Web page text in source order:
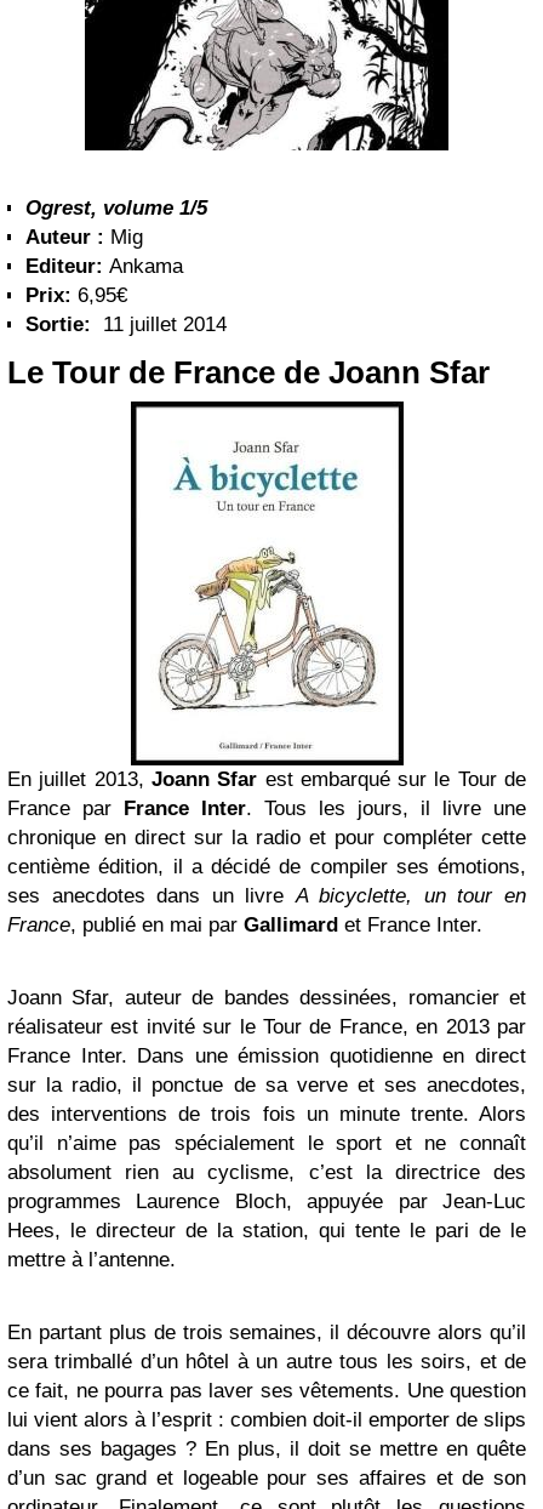
Ogrest, volume 1/5
Auteur : Mig
Editeur: Ankama
Prix: 6,95€
Sortie:
11 juillet 2014
Le Tour de France de Joann Sfar
En juillet 2013, Joann Sfar est embarqué sur le Tour de
France par France Inter. Tous les jours, il livre une
chronique en direct sur la radio et pour compléter cette
centième édition, il a décidé de compiler ses émotions,
ses anecdotes dans un livreA bicyclette, un tour en
France, publié en mai par Gallimard et France Inter.
Joann Sfar, auteur de bandes dessinées, romancier et
réalisateur est invité sur le Tour de France, en 2013 par
France Inter. Dans une émission quotidienne en direct
sur la radio, il ponctue de sa verve et ses anecdotes,
des interventions de trois fois un minute trente. Alors
qu’il n’aime pas spécialement le sport et ne connaît
absolument rien au cyclisme, c’est la directrice des
programmes Laurence Bloch, appuyée par Jean-Luc
Hees, le directeur de la station, qui tente le pari de le
mettre à l’antenne.
En partant plus de trois semaines, il découvre alors qu’il
sera trimballé d’un hôtel à un autre tous les soirs, et de
ce fait, ne pourra pas laver ses vêtements. Une question
lui vient alors à l’esprit : combien doit-il emporter de slips
dans ses bagages ? En plus, il doit se mettre en quête
d’un sac grand et logeable pour ses affaires et de son